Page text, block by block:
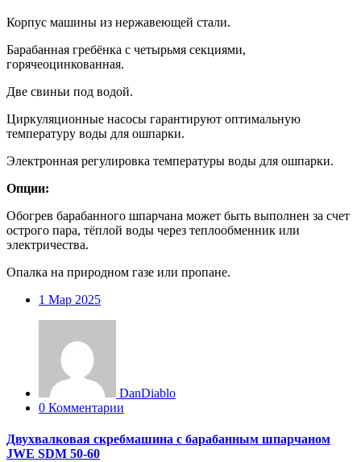
Корпус машины из нержавеющей стали.
Барабанная гребёнка с четырьмя секциями,
горячеоцинкованная.
Две свиньи под водой.
Циркуляционные насосы гарантируют оптимальную
температуру воды для ошпарки.
Электронная регулировка температуры воды для ошпарки.
Опции:
Обогрев барабанного шпарчана может быть выполнен за счет
острого пара, тёплой воды через теплообменник или
электричества.
Опалка на природном газе или пропане.
1 Мар 2025
DanDiablo
0 Комментарии
Двухвалковая скребмашина с барабанным шпарчаном
JWE SDM 50-60